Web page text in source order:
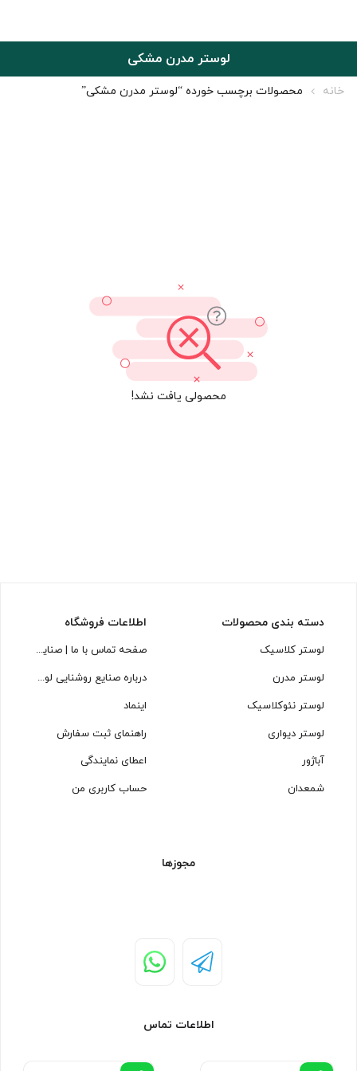
لوستر مدرن مشکی
خانه محصولات برچسب خورده “لوستر مدرن مشکی”
محصولی یافت نشد!
دسته بندی محصولات
لوستر کلاسیک
لوستر مدرن
لوستر نئوکلاسیک
لوستر دیواری
آباژور
شمعدان
اطلاعات فروشگاه
صفحه تماس با ما | صنایع روشنایی لوسترسازان
درباره صنایع روشنایی لوسترسازان
اینماد
راهنمای ثبت سفارش
اعطای نمایندگی
حساب کاربری من
مجوزها
اطلاعات تماس